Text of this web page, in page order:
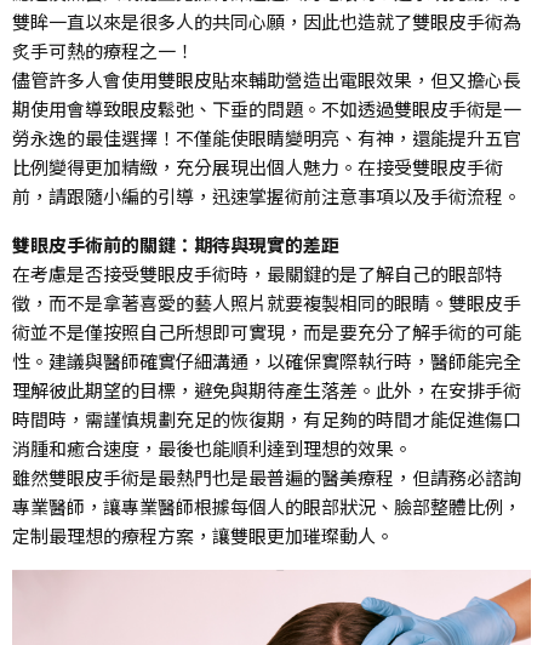
雙眸一直以來是很多人的共同心願，因此也造就了雙眼皮手術為
炙手可熱的療程之一！
儘管許多人會使用雙眼皮貼來輔助營造出電眼效果，但又擔心長
期使用會導致眼皮鬆弛、下垂的問題。不如透過雙眼皮手術是一
勞永逸的最佳選擇！不僅能使眼睛變明亮、有神，還能提升五官
比例變得更加精緻，充分展現出個人魅力。在接受雙眼皮手術
前，請跟隨小編的引導，迅速掌握術前注意事項以及手術流程。
雙眼皮手術前的關鍵：期待與現實的差距
在考慮是否接受雙眼皮手術時，最關鍵的是了解自己的眼部特
徵，而不是拿著喜愛的藝人照片就要複製相同的眼睛。雙眼皮手
術並不是僅按照自己所想即可實現，而是要充分了解手術的可能
性。建議與醫師確實仔細溝通，以確保實際執行時，醫師能完全
理解彼此期望的目標，避免與期待產生落差。此外，在安排手術
時間時，需謹慎規劃充足的恢復期，有足夠的時間才能促進傷口
消腫和癒合速度，最後也能順利達到理想的效果。
雖然雙眼皮手術是最熱門也是最普遍的醫美療程，但請務必諮詢
專業醫師，讓專業醫師根據每個人的眼部狀況、臉部整體比例，
定制最理想的療程方案，讓雙眼更加璀璨動人。